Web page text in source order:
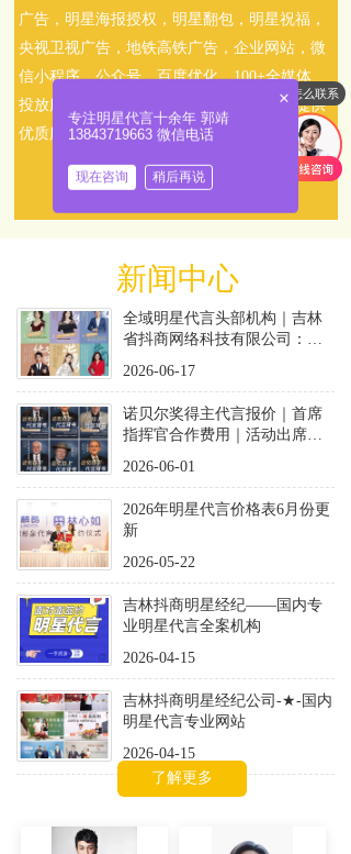
广告，明星海报授权，明星翻包，明星祝福，
央视卫视广告，地铁高铁广告，企业网站，微
信小程序，公众号，百度优化，100+全媒体
投放服务。为全国各行各业的品牌广告主提供
优质服务！
了解更多
新闻中心
全域明星代言头部机构｜吉林
省抖商网络科技有限公司：一
2026-06-17
诺贝尔奖得主代言报价｜首席
指挥官合作费用｜活动出席收
2026-06-01
2026年明星代言价格表6月份更
新
2026-05-22
吉林抖商明星经纪——国内专
业明星代言全案机构
2026-04-15
吉林抖商明星经纪公司-★-国内
明星代言专业网站
2026-04-15
了解更多
怎么联系
×
专注明星代言十余年 郭靖
13843719663 微信电话
现在咨询 稍后再说